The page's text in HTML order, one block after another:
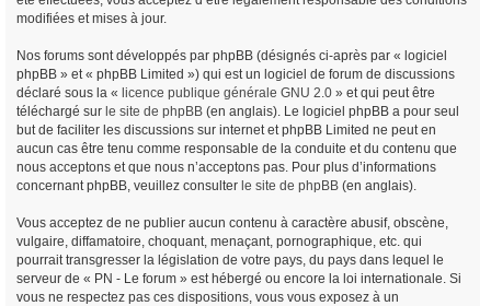
modifiées et mises à jour.
Nos forums sont développés par phpBB (désignés ci-après par « logiciel
phpBB » et « phpBB Limited ») qui est un logiciel de forum de discussions
déclaré sous la « licence publique générale GNU 2.0 » et qui peut être
téléchargé sur le site de phpBB (en anglais). Le logiciel phpBB a pour seul
but de faciliter les discussions sur internet et phpBB Limited ne peut en
aucun cas être tenu comme responsable de la conduite et du contenu que
nous acceptons et que nous n’acceptons pas. Pour plus d’informations
concernant phpBB, veuillez consulter le site de phpBB (en anglais).
Vous acceptez de ne publier aucun contenu à caractère abusif, obscène,
vulgaire, diffamatoire, choquant, menaçant, pornographique, etc. qui
pourrait transgresser la législation de votre pays, du pays dans lequel le
serveur de « PN - Le forum » est hébergé ou encore la loi internationale. Si
vous ne respectez pas ces dispositions, vous vous exposez à un